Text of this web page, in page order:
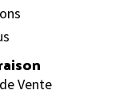
Vente